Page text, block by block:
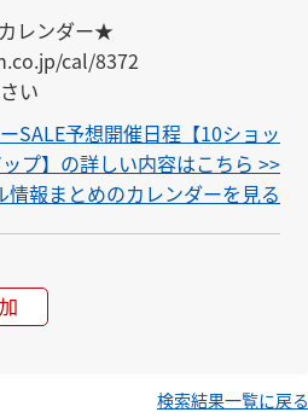
レンダー★
cal/8372
い
SALE予想開催日程【10ショッ
プ】の詳しい内容はこちら >>
報まとめのカレンダーを見る
検索結果一覧に戻る